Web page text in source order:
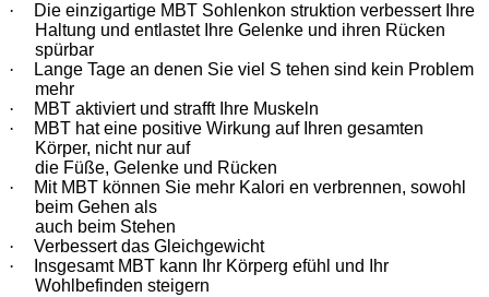
·
Die einzigartige MBT Sohlenkon struktion verbessert Ihre
Haltung und entlastet Ihre Gelenke und ihren Rücken
spürbar
·
Lange Tage an denen Sie viel S tehen sind kein Problem
mehr
·
MBT aktiviert und strafft Ihre Muskeln
·
MBT hat eine positive Wirkung auf Ihren gesamten
Körper, nicht nur auf
die Füße, Gelenke und Rücken
·
Mit MBT können Sie mehr Kalori en verbrennen, sowohl
beim Gehen als
auch beim Stehen
·
Verbessert das Gleichgewicht
·
Insgesamt MBT kann Ihr Körperg efühl und Ihr
Wohlbefinden steigern